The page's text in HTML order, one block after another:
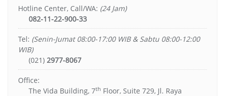
Hotline Center, Call/WA: (24 Jam)
082-11-22-900-33
Tel: (Senin-Jumat 08:00-17:00 WIB & Sabtu 08:00-12:00
WIB)
(021) 2977-8067
Office:
The Vida Building, 7th Floor, Suite 729, Jl. Raya